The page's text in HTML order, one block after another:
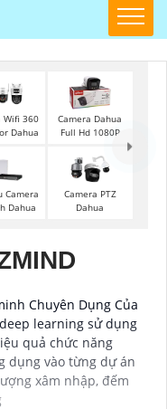
Wifi 360
Dahua
Camera Dahua
Full Hd 1080P
Camera
Dahua
Camera PTZ
Dahua
Chuyên Dụng Của
learning sử dụng
quả chức năng
dụng vào từng dự án
xâm nhập, đếm